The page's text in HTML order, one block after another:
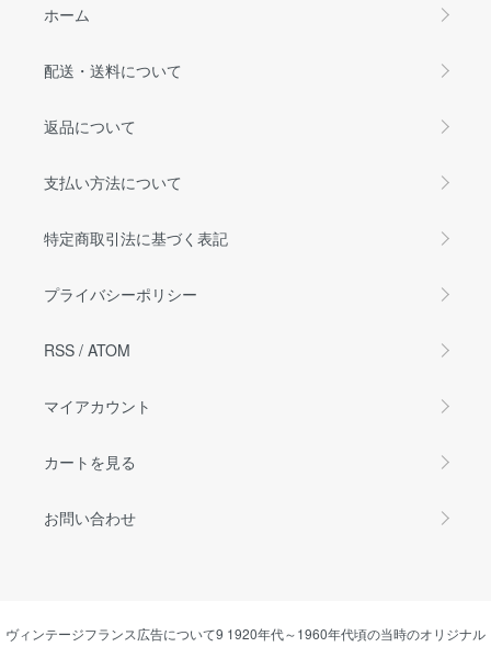
ホーム
配送・送料について
返品について
支払い方法について
特定商取引法に基づく表記
プライバシーポリシー
RSS / ATOM
マイアカウント
カートを見る
お問い合わせ
ヴィンテージフランス広告について9 1920年代～1960年代頃の当時のオリジナル